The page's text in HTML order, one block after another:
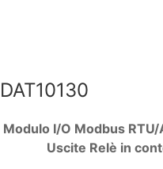
DAT10130
Modulo I/O Modbus
Uscite Relè in